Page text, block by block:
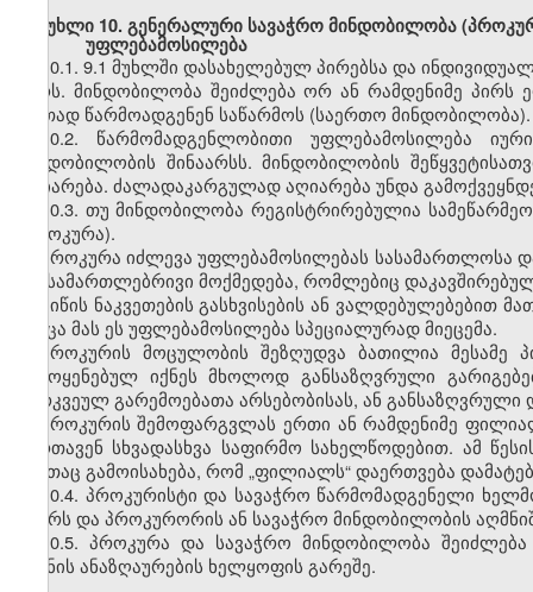
მუხლი 10. გენერალური სავაჭრო მინდობილობა
უფლებამოსილება
10.1. 9.1 მუხლში დასახელებულ პირებსა და
პირს. მინდობილობა შეიძლება ორ ან რამდენიმე
ერთად წარმოადგენენ საწარმოს (საერთო მინდობილობა).
10.2. წარმომადგენლობითი უფლებამოსილება
მინდობილობის შინაარსს. მინდობილობის
აღიარება. ძალადაკარგულად აღიარება უნდა
10.3. თუ მინდობილობა რეგისტრირებულია
(პროკურა).
პროკურა იძლევა უფლებამოსილებას სასამართლოსა
და სამართლებრივი მოქმედება, რომლებიც
მიწის ნაკვეთების გასხვისების ან
როცა მას ეს უფლებამოსილება სპეციალურად მიეცემა.
პროკურის მოცულობის შეზღუდვა ბათილია მესამე
გამოყენებულ იქნეს მხოლოდ განსაზღვრული
გარკვეულ გარემოებათა არსებობისას, ან
პროკურის შემოფარგვლას ერთი ან რამდენიმე
მართავენ სხვადასხვა საფირმო სახელწოდებით. ამ
იმითაც გამოისახება, რომ „ფილიალს“ დაერთვება
10.4. პროკურისტი და სავაჭრო წარმომადგენელი
გვარს და პროკურორის ან სავაჭრო მინდობილობის
10.5. პროკურა და სავაჭრო მინდობილობა
ზიანის ანაზღაურების ხელყოფის გარეშე.